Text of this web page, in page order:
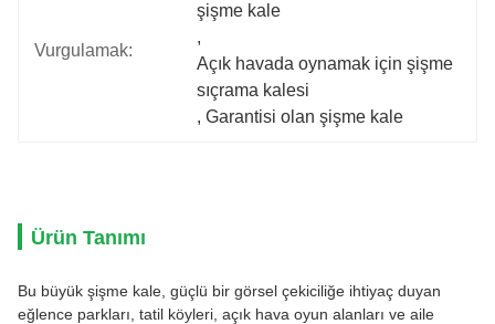
Vurgulamak:
şişme kale
,
Açık havada oynamak için şişme
sıçrama kalesi
, Garantisi olan şişme kale
Ürün Tanımı
Bu büyük şişme kale, güçlü bir görsel çekiciliğe ihtiyaç duyan
eğlence parkları, tatil köyleri, açık hava oyun alanları ve aile